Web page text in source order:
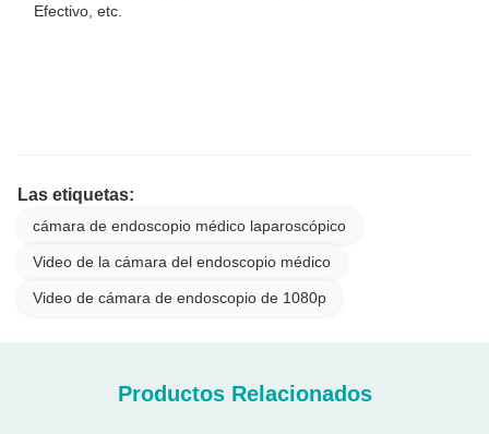
Efectivo, etc.
Las etiquetas:
cámara de endoscopio médico laparoscópico
Video de la cámara del endoscopio médico
Video de cámara de endoscopio de 1080p
Productos Relacionados